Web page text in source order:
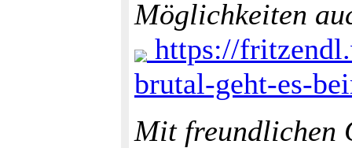
Möglichkeiten
https://
brutal-geht-es-
Mit freundlichen